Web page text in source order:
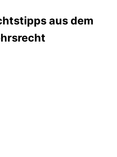
aus dem